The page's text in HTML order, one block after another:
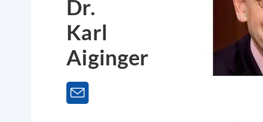
Dr.
Karl
Aiginger